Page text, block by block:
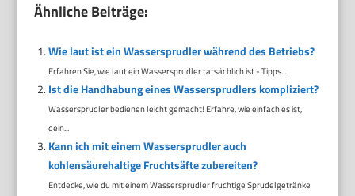
Ähnliche Beiträge:
Wie laut ist ein Wassersprudler während des Betriebs?
Erfahren Sie, wie laut ein Wassersprudler tatsächlich ist - Tipps...
Ist die Handhabung eines Wassersprudlers kompliziert?
Wassersprudler bedienen leicht gemacht! Erfahre, wie einfach es ist,
dein...
Kann ich mit einem Wassersprudler auch
kohlensäurehaltige Fruchtsäfte zubereiten?
Entdecke, wie du mit einem Wassersprudler fruchtige Sprudelgetränke